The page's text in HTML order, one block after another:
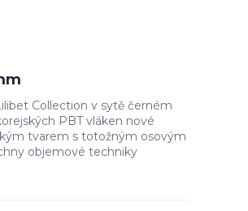
Collection v sytě černém
PBT vláken nové
tvarem s totožným osovým
objemové techniky